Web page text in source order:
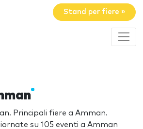
Stand per fiere »
Principali fiere a Amman.
su 105 eventi a Amman